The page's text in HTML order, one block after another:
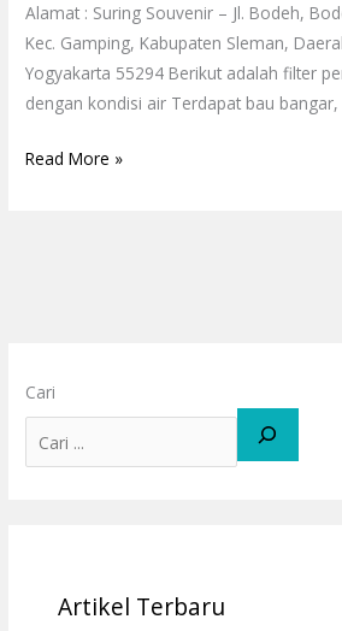
Alamat : Suring Souvenir – Jl. Bodeh,
Kec. Gamping, Kabupaten Sleman,
Yogyakarta 55294 Berikut adalah filter
dengan kondisi air Terdapat bau
Read More »
Cari
Artikel Terbaru